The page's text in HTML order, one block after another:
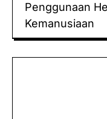
Penggunaan
Kemanusiaan